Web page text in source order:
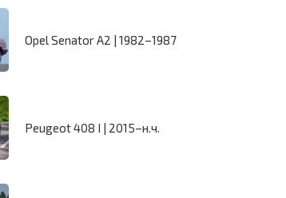
Opel Senator A2 | 1982–1987
Peugeot 408 I | 2015–н.ч.